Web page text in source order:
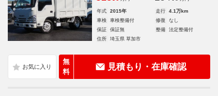
年式 2015年 走行
4.1万km
車検
車検整備付 修復
なし
保証
保証無 整備
法定整備付
住所
埼玉県 草加市
無
料
見積もり・在庫確認